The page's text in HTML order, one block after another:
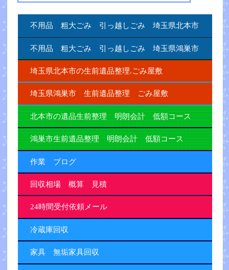
不用品 粗大ごみ 引っ越しごみ 埼玉県北本市
不用品 粗大ごみ 引っ越しごみ 埼玉県鴻巣市
埼玉県北本市の生前遺品整理.ごみ屋敷
埼玉県鴻巣市 生前遺品整理 ごみ屋敷
北本市の遺品生前整理 明朗会計 低額コース
鴻巣市生前遺品整理 明朗会計 低額コース
作業 ブログ
回収相場 概算 見積
24時間受付依頼メール
冷蔵庫回収
家具 無垢家具回収